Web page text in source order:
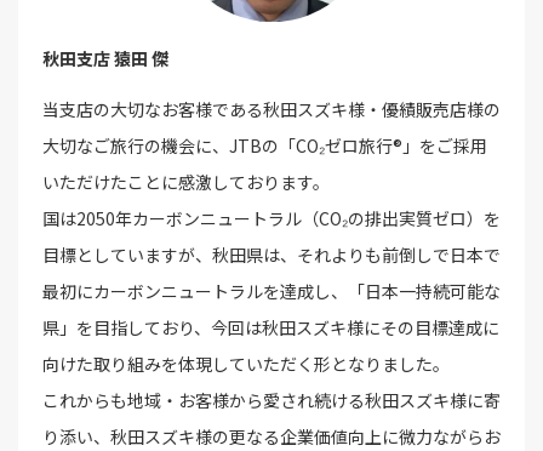
秋田支店 猿田 傑
当支店の大切なお客様である秋田スズキ様・優績販売店様の
大切なご旅行の機会に、JTBの「CO₂ゼロ旅行®」をご採用
いただけたことに感激しております。
国は2050年カーボンニュートラル（CO₂の排出実質ゼロ）を
目標としていますが、秋田県は、それよりも前倒しで日本で
最初にカーボンニュートラルを達成し、「日本一持続可能な
県」を目指しており、今回は秋田スズキ様にその目標達成に
向けた取り組みを体現していただく形となりました。
これからも地域・お客様から愛され続ける秋田スズキ様に寄
り添い、秋田スズキ様の更なる企業価値向上に微力ながらお